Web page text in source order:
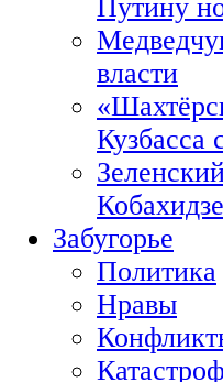
Путину
власти
Кузбасса
Забугорье
Политика
Нравы